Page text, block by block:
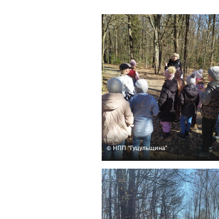
© НПП "Гуцульщина"